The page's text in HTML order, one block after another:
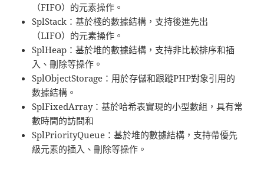
（FIFO）的元素操作。
SplStack：基於棧的數據結構，支持後進先出
（LIFO）的元素操作。
SplHeap：基於堆的數據結構，支持非比較排序和插
入、刪除等操作。
SplObjectStorage：用於存儲和跟蹤PHP對象引用的
數據結構。
SplFixedArray：基於哈希表實現的小型數組，具有常
數時間的訪問和
SplPriorityQueue：基於堆的數據結構，支持帶優先
級元素的插入、刪除等操作。